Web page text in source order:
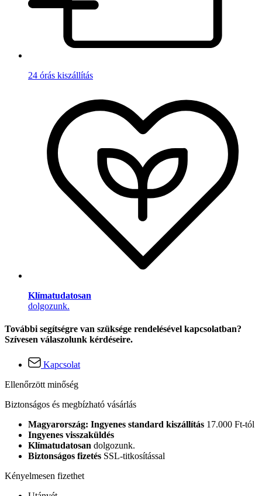
24 órás kiszállítás
Klímatudatosan
dolgozunk.
További segítségre van szüksége rendelésével kapcsolatban?
Szívesen válaszolunk kérdéseire.
Kapcsolat
Ellenőrzött minőség
Biztonságos és megbízható vásárlás
Magyarország: Ingyenes standard kiszállítás 17.000 Ft-tól
Ingyenes visszaküldés
Klímatudatosan dolgozunk.
Biztonságos fizetés SSL-titkosítással
Kényelmesen fizethet